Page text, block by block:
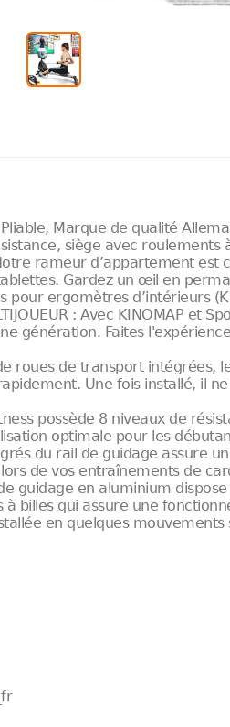
Marque de qualité
siège avec roulements
Notre rameur d’appartement
Gardez un œil en
pour ergomètres d’intérieurs
: Avec KINOMAP et
génération. Faites
de roues de transport
Une fois installé, il
possède 8 niveaux de
optimale pour les
du rail de guidage assure
de vos entraînements de
de guidage en aluminium
billes qui assure une
en quelques mouvements